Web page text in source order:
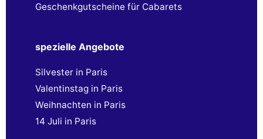
Geschenkgutscheine für Cabarets
spezielle Angebote
Silvester in Paris
Valentinstag in Paris
Weihnachten in Paris
14 Juli in Paris